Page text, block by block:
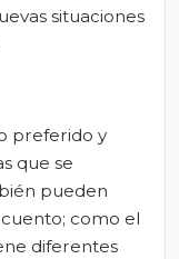
situaciones
preferido y
que se
pueden
como el
diferentes